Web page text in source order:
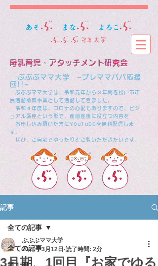
母乳育児・アタッチメント研究会
ぶぶぶママ大学 ~プレママパパ応援
団!!~
ぶぶぶママ大学は、令和元年から３年間を松戸市市
民活動助成事業として活動してきました。
​ 令和４年度は、コロナの心配もありますので、ビジ
ュアル講座という形で、産前産後に役立つ内容を
お申し込み頂いた方にYouTubeを無料配信しま
す。
ぜひ、ご自宅でゆったりとご覧いただきたいです。
記事
全ての記事
全ての記事
3月期、1回目『お家でゆる
ぶぶぶママ大学
2021年3月12日 読了時間: 2分